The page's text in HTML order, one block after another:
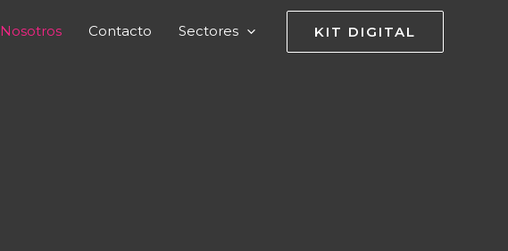
Nosotros Contacto Sectores KIT DIGITAL